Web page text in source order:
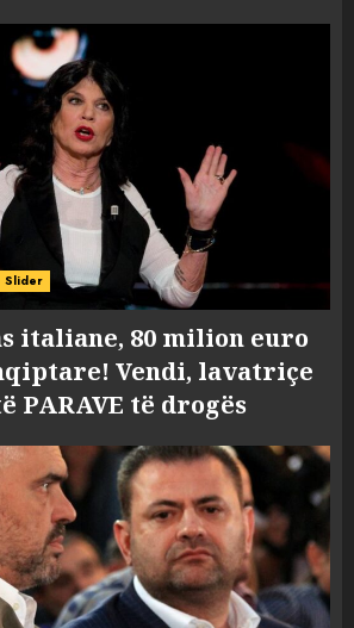
Slider
italiane, 80 milion euro
Vendi, lavatriçe
PARAVE të drogës